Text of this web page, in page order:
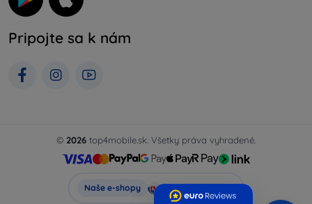
Pripojte sa k nám
© 2026 top4mobile.sk. Všetky práva vyhradené.
Naše e-shopy Top4Mobile.sk